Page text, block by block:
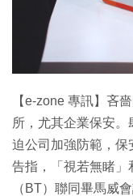
【e-zone 專訊】吝
所，尤其企業保安。
迫公司加強防範，保
告指，「視若無睹」
（BT）聯同畢馬威